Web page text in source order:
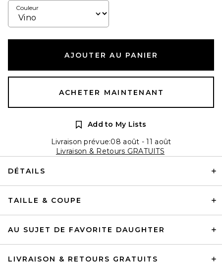
Couleur
AJOUTER AU PANIER
ACHETER MAINTENANT
Add to My Lists
Livraison prévue:08 août - 11 août
Livraison & Retours GRATUITS
DÉTAILS
TAILLE & COUPE
AU SUJET DE FAVORITE DAUGHTER
LIVRAISON & RETOURS GRATUITS